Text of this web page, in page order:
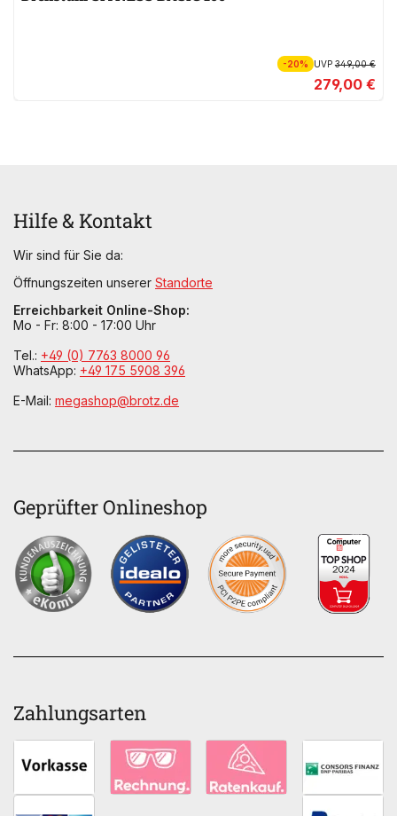
-20% UVP349,00 €
279,00 €
Hilfe & Kontakt
Wir sind für Sie da:
Öffnungszeiten unserer Standorte
Erreichbarkeit Online-Shop:
Mo - Fr: 8:00 - 17:00 Uhr
Tel.: +49 (0) 7763 8000 96
WhatsApp: +49 175 5908 396
E-Mail: megashop@brotz.de
Geprüfter Onlineshop
Zahlungsarten